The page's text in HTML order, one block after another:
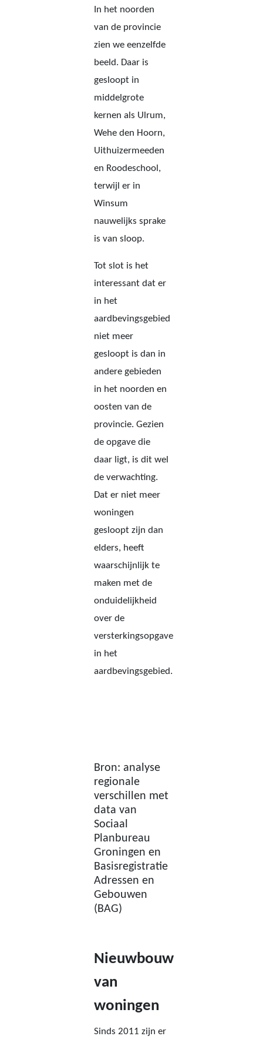
In het noorden
van de provincie
zien we eenzelfde
beeld. Daar is
gesloopt in
middelgrote
kernen als Ulrum,
Wehe den Hoorn,
Uithuizermeeden
en Roodeschool,
terwijl er in
Winsum
nauwelijks sprake
is van sloop.
Tot slot is het
interessant dat er
in het
aardbevingsgebied
niet meer
gesloopt is dan in
andere gebieden
in het noorden en
oosten van de
provincie. Gezien
de opgave die
daar ligt, is dit wel
de verwachting.
Dat er niet meer
woningen
gesloopt zijn dan
elders, heeft
waarschijnlijk te
maken met de
onduidelijkheid
over de
versterkingsopgave
in het
aardbevingsgebied.
Bron: analyse
regionale
verschillen met
data van
Sociaal
Planbureau
Groningen en
Basisregistratie
Adressen en
Gebouwen
(BAG)
Nieuwbouw
van
woningen
Sinds 2011 zijn er